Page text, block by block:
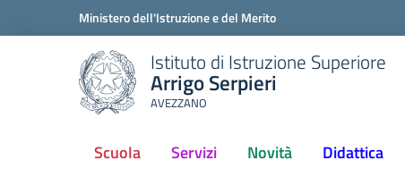
Ministero dell'Istruzione e del Merito
Istituto di Istruzione Superiore
Arrigo Serpieri
AVEZZANO
Scuola
(current) Servizi Novità Didattica